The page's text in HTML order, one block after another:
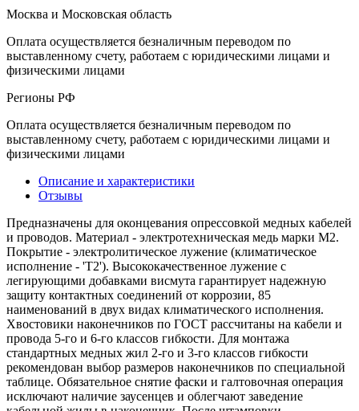
Москва и Московская область
Оплата осуществляется безналичным переводом по
выставленному счету, работаем с юридическими лицами и
физическими лицами
Регионы РФ
Оплата осуществляется безналичным переводом по
выставленному счету, работаем с юридическими лицами и
физическими лицами
Описание и характеристики
Отзывы
Предназначены для оконцевания опрессовкой медных кабелей
и проводов. Материал - электротехническая медь марки М2.
Покрытие - электролитическое лужение (климатическое
исполнение - 'Т2'). Высококачественное лужение с
легирующими добавками висмута гарантирует надежную
защиту контактных соединений от коррозии, 85
наименований в двух видах климатического исполнения.
Хвостовики наконечников по ГОСТ рассчитаны на кабели и
провода 5-го и 6-го классов гибкости. Для монтажа
стандартных медных жил 2-го и 3-го классов гибкости
рекомендован выбор размеров наконечников по специальной
таблице. Обязательное снятие фаски и галтовочная операция
исключают наличие заусенцев и облегчают заведение